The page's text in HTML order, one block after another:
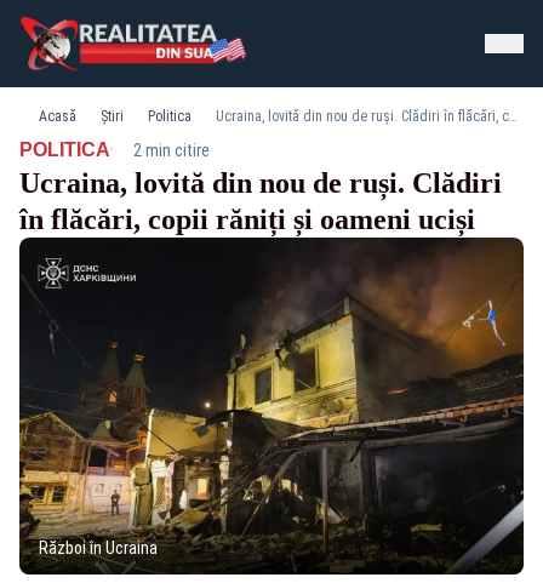
Acasă Știri Politica Ucraina, lovită din nou de ruși. Clădiri în flăcări, copii răniți și oameni uciși
POLITICA· 2 min citire
Ucraina, lovită din nou de ruși. Clădiri
în flăcări, copii răniți și oameni uciși
Război în Ucraina